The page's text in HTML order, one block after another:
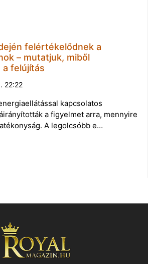
felértékelődnek a
– mutatjuk, miből
felújítás
22:22
kapcsolatos
a figyelmet arra, mennyire
A legolcsóbb e…